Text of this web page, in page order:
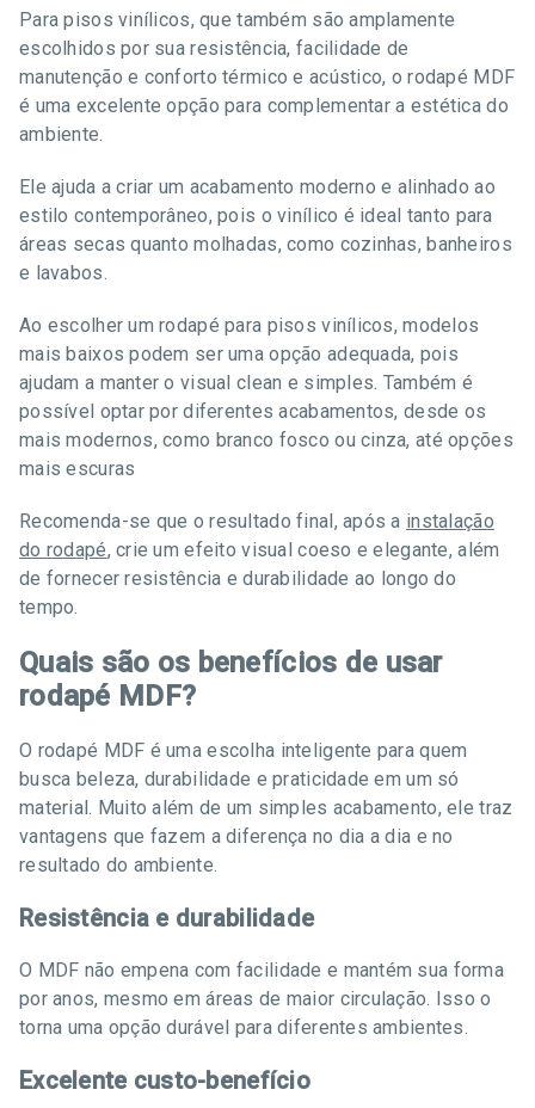
Para pisos vinílicos, que também são amplamente
escolhidos por sua resistência, facilidade de
manutenção e conforto térmico e acústico, o rodapé MDF
é uma excelente opção para complementar a estética do
ambiente.
Ele ajuda a criar um acabamento moderno e alinhado ao
estilo contemporâneo, pois o vinílico é ideal tanto para
áreas secas quanto molhadas, como cozinhas, banheiros
e lavabos.
Ao escolher um rodapé para pisos vinílicos, modelos
mais baixos podem ser uma opção adequada, pois
ajudam a manter o visual clean e simples. Também é
possível optar por diferentes acabamentos, desde os
mais modernos, como branco fosco ou cinza, até opções
mais escuras
Recomenda-se que o resultado final, após a instalação
do rodapé, crie um efeito visual coeso e elegante, além
de fornecer resistência e durabilidade ao longo do
tempo.
Quais são os benefícios de usar
rodapé MDF?
O rodapé MDF é uma escolha inteligente para quem
busca beleza, durabilidade e praticidade em um só
material. Muito além de um simples acabamento, ele traz
vantagens que fazem a diferença no dia a dia e no
resultado do ambiente.
Resistência e durabilidade
O MDF não empena com facilidade e mantém sua forma
por anos, mesmo em áreas de maior circulação. Isso o
torna uma opção durável para diferentes ambientes.
Excelente custo-benefício